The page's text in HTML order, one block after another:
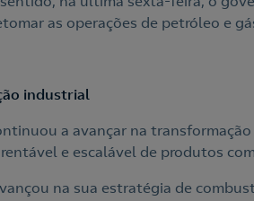
as operações de petróleo e
industrial
a avançar na
e escalável de produtos
na sua estratégia de